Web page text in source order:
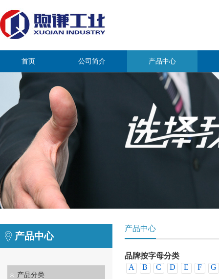
首页 公司简介 产品中心
产品中心
产品分类
产品中心
品牌按字母分类
A
B C D E F G